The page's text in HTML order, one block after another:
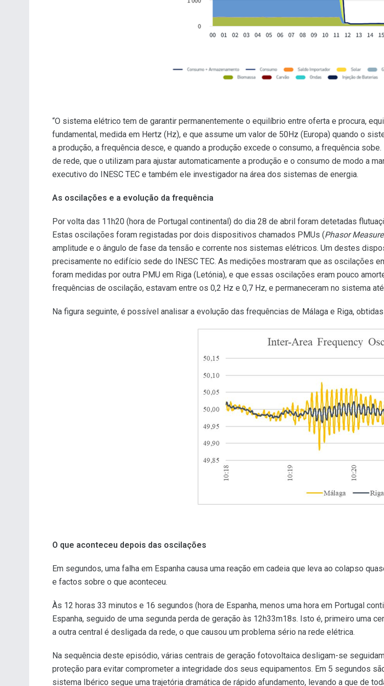
“O sistema elétrico tem de garantir permanentemente o equilíbrio entre oferta e procura,
fundamental, medida em Hertz (Hz), e que assume um valor de 50Hz (Europa) quando o
a produção, a frequência desce, e quando a produção excede o consumo, a frequência
de rede, que o utilizam para ajustar automaticamente a produção e o consumo de modo a
executivo do INESC TEC e também ele investigador na área dos sistemas de energia.
As oscilações e a evolução da frequência
Por volta das 11h20 (hora de Portugal continental) do dia 28 de abril foram detetadas
Estas oscilações foram registadas por dois dispositivos chamados PMUs (Phasor
amplitude e o ângulo de fase da tensão e corrente nos sistemas elétricos. Um destes
precisamente no edifício sede do INESC TEC. As medições mostraram que as oscilações
foram medidas por outra PMU em Riga (Letónia), e que essas oscilações eram pouco
frequências de oscilação, estavam entre os 0,2 Hz e 0,7 Hz, e permaneceram no sistema
Na figura seguinte, é possível analisar a evolução das frequências de Málaga e Riga,
O que aconteceu depois das oscilações
Em segundos, uma falha em Espanha causa uma reação em cadeia que leva ao colapso
e factos sobre o que aconteceu.
Às 12 horas 33 minutos e 16 segundos (hora de Espanha, menos uma hora em Portugal
Espanha, seguido de uma segunda perda de geração às 12h33m18s. Isto é, primeiro uma
a outra central é desligada da rede, o que causou um problema sério na rede elétrica.
Na sequência deste episódio, várias centrais de geração fotovoltaica desligam-se
proteção para evitar comprometer a integridade dos seus equipamentos. Em 5 segundos
sistema Ibérico segue uma trajetória dramática de rápido afundamento, levando a que de